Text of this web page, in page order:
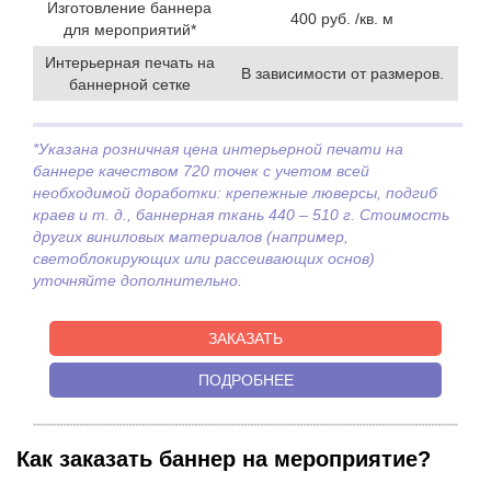
Изготовление баннера
для мероприятий*
400 руб. /кв. м
Интерьерная печать на
баннерной сетке
В зависимости от размеров.
*Указана розничная цена интерьерной печати на
баннере качеством 720 точек с учетом всей
необходимой доработки: крепежные люверсы, подгиб
краев и т. д., баннерная ткань 440 – 510 г. Стоимость
других виниловых материалов (например,
светоблокирующих или рассеивающих основ)
уточняйте дополнительно.
ЗАКАЗАТЬ
ПОДРОБНЕЕ
Как заказать баннер на мероприятие?